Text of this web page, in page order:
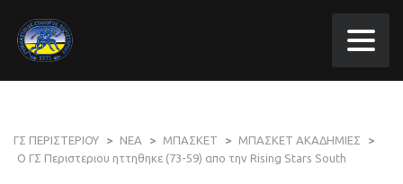
ΓΣ ΠΕΡΙΣΤΕΡΙΟΥ > ΝΕΑ > ΜΠΑΣΚΕΤ > ΜΠΑΣΚΕΤ ΑΚΑΔΗΜΙΕΣ
>
Ο ΓΣ Περιστεριου ηττηθηκε (73-59) απο την Rising Stars South